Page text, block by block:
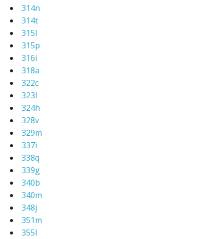
314n
314t
315l
315p
316i
318a
322c
323l
324h
328v
329m
337i
338q
339g
340b
340m
348j
351m
355l